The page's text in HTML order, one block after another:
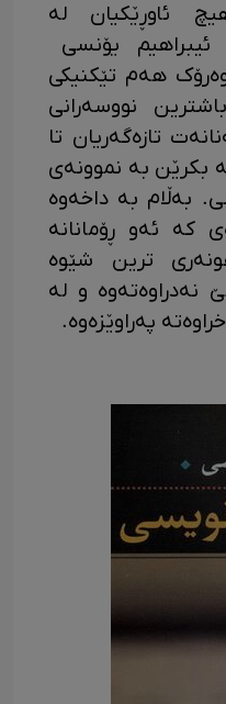
ئاوڕێکیان لە
یۆنسی
هەم تێکنیکی
نووسەرانی
تازەگەریان تا
بکرێن بە نموونەی
بەڵام بە داخەوە
کە ئەو ڕۆمانانە
ترین شێوە
نەدراوەتەوە و لە
پەراوێزەوە.